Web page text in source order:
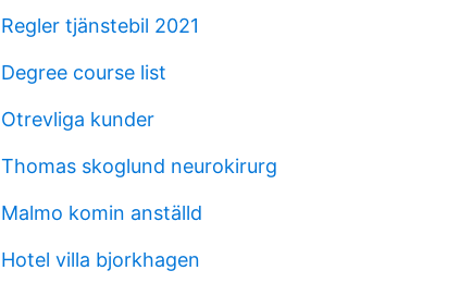
Regler tjänstebil 2021
Degree course list
Otrevliga kunder
Thomas skoglund neurokirurg
Malmo komin anställd
Hotel villa bjorkhagen